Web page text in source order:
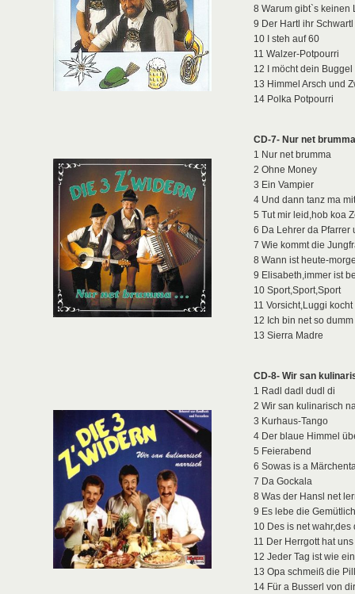
8 Warum gibt`s keinen
9 Der Hartl ihr Schwartl
10 I steh auf 60
11 Walzer-Potpourri
12 I möcht dein
13 Himmel Arsch und
14 Polka Potpourri
CD-7- Nur net
1 Nur net brumma
2 Ohne Money
3 Ein Vampier
4 Und dann tanz ma
5 Tut mir leid,hob koa
6 Da Lehrer da Pfarrer
7 Wie kommt die
8 Wann ist heute-
9 Elisabeth,immer ist
10 Sport,Sport,Sport
11 Vorsicht,Luggi kocht
12 Ich bin net so
13 Sierra Madre
CD-8- Wir san
1 Radl dadl dudl di
2 Wir san kulinarisch
3 Kurhaus-Tango
4 Der blaue Himmel
5 Feierabend
6 Sowas is a
7 Da Gockala
8 Was der Hansl net
9 Es lebe die
10 Des is net wahr,des
11 Der Herrgott hat
12 Jeder Tag ist wie
13 Opa schmeiß die
14 Für a Busserl von dir